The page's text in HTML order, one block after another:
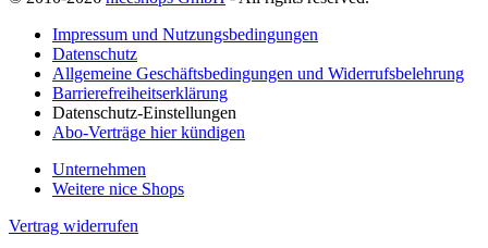
Impressum und Nutzungsbedingungen
Datenschutz
Allgemeine Geschäftsbedingungen und Widerrufsbelehrung
Barrierefreiheitserklärung
Datenschutz-Einstellungen
Abo-Verträge hier kündigen
Unternehmen
Weitere nice Shops
Vertrag widerrufen